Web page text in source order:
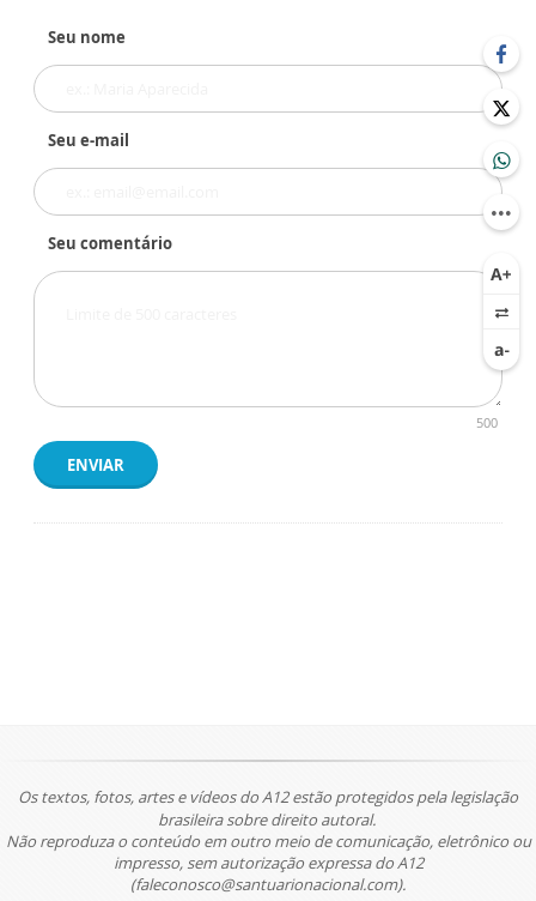
Seu nome
Seu e-mail
Seu comentário
500
ENVIAR
Os textos, fotos, artes e vídeos do A12 estão protegidos pela legislação
brasileira sobre direito autoral.
Não reproduza o conteúdo em outro meio de comunicação, eletrônico ou
impresso, sem autorização expressa do A12
(faleconosco@santuarionacional.com).